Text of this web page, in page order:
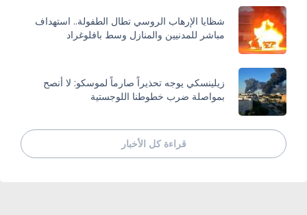
شظايا الإرهاب الروسي تطال الطفولة.. استهداف
مباشر للمدنيين والمنازل وسط بافلوغراد
زيلينسكي يوجه تحذيراً صارماً لموسكو: لا أنصح
بمواصلة ضرب خطوطنا اللوجستية
قراءة كل الأخبار